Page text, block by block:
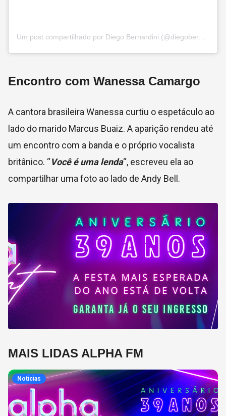
Um post compartilhado por Diego Bernardini (@diegobernardini)
Encontro com Wanessa Camargo
A cantora brasileira Wanessa curtiu o espetáculo ao
lado do marido Marcus Buaiz. A aparição rendeu até
um encontro com a banda e o próprio vocalista
britânico. “Você é uma lenda“, escreveu ela ao
compartilhar uma foto ao lado de Andy Bell.
MAIS LIDAS ALPHA FM
Noticias